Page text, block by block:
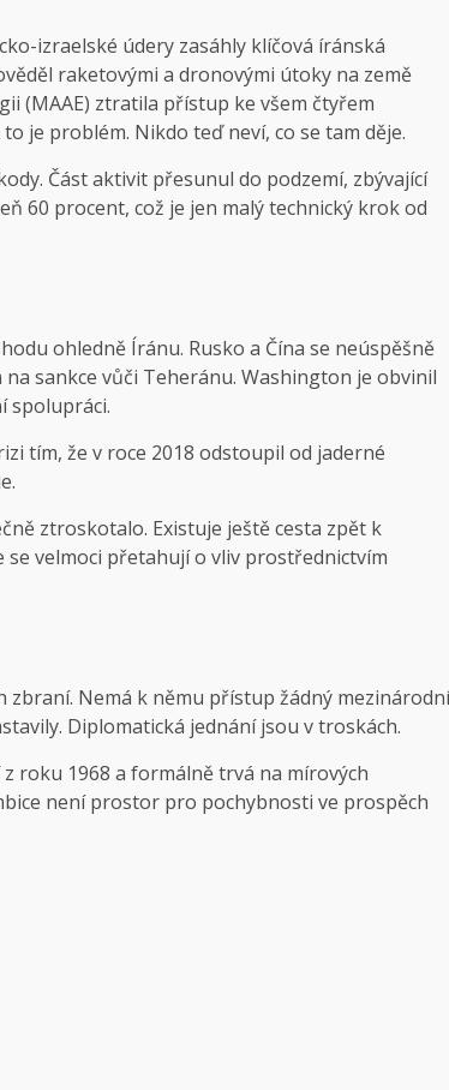
izraelské údery zasáhly klíčová íránská
raketovými a dronovými útoky na země
(MAAE) ztratila přístup ke všem čtyřem
je problém. Nikdo teď neví, co se tam děje.
Část aktivit přesunul do podzemí, zbývající
60 procent, což je jen malý technický krok od
ohledně Íránu. Rusko a Čína se neúspěšně
sankce vůči Teheránu. Washington je obvinil
spolupráci.
tím, že v roce 2018 odstoupil od jaderné
ztroskotalo. Existuje ještě cesta zpět k
se velmoci přetahují o vliv prostřednictvím
Nemá k němu přístup žádný mezinárodní
Diplomatická jednání jsou v troskách.
roku 1968 a formálně trvá na mírových
není prostor pro pochybnosti ve prospěch